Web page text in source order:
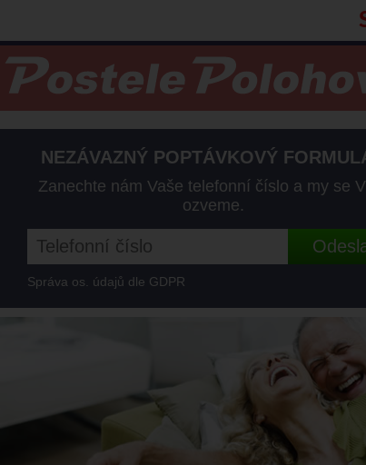
NEZÁVAZNÝ POPTÁVKOVÝ
Zanechte nám Vaše telefonní číslo a my se
ozveme.
Správa os. údajů dle GDPR